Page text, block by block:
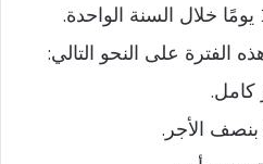
الفترة على النحو التالي: